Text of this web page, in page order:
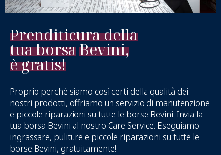
Prenditicura della
tua borsaBevini,
è gratis!
Proprio perché siamo così certi della qualità dei
nostri prodotti, offriamo un servizio di manutenzione
e piccole riparazioni su tutte le borse Bevini. Invia la
tua borsa Bevini al nostro Care Service. Eseguiamo
ingrassare, puliture e piccole riparazioni su tutte le
borse Bevini, gratuitamente!